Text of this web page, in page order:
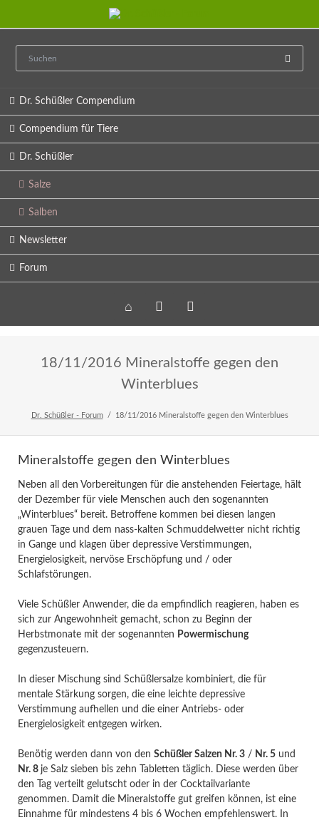
Dr. Schüßler Compendium
Compendium für Tiere
Dr. Schüßler
Salze
Salben
Newsletter
Forum
Home Veranstaltungen
Newsletter
18/11/2016 Mineralstoffe gegen den
Winterblues
Dr. Schüßler - Forum 18/11/2016 Mineralstoffe gegen den Winterblues
Mineralstoffe gegen den Winterblues
Neben all den Vorbereitungen für die anstehenden Feiertage, hält
der Dezember für viele Menschen auch den sogenannten
„Winterblues“ bereit. Betroffene kommen bei diesen langen
grauen Tage und dem nass-kalten Schmuddelwetter nicht richtig
in Gange und klagen über depressive Verstimmungen,
Energielosigkeit, nervöse Erschöpfung und / oder
Schlafstörungen.
Viele Schüßler Anwender, die da empfindlich reagieren, haben es
sich zur Angewohnheit gemacht, schon zu Beginn der
Herbstmonate mit der sogenannten Powermischung
gegenzusteuern.
In dieser Mischung sind Schüßlersalze kombiniert, die für
mentale Stärkung sorgen, die eine leichte depressive
Verstimmung aufhellen und die einer Antriebs- oder
Energielosigkeit entgegen wirken.
Benötig werden dann von den Schüßler Salzen Nr. 3/ Nr. 5und
Nr. 8 je Salz sieben bis zehn Tabletten täglich. Diese werden über
den Tag verteilt gelutscht oder in der Cocktailvariante
genommen. Damit die Mineralstoffe gut greifen können, ist eine
Einnahme für mindestens 4 bis 6 Wochen empfehlenswert. In